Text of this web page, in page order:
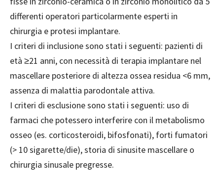
differenti operatori particolarmente esperti in
chirurgia e protesi implantare.
I criteri di inclusione sono stati i seguenti: pazienti di
età ≥21 anni, con necessità di terapia implantare nel
mascellare posteriore di altezza ossea residua <6 mm,
assenza di malattia parodontale attiva.
I criteri di esclusione sono stati i seguenti: uso di
farmaci che potessero interferire con il metabolismo
osseo (es. corticosteroidi, bifosfonati), forti fumatori
(> 10 sigarette/die), storia di sinusite mascellare o
chirurgia sinusale pregresse.